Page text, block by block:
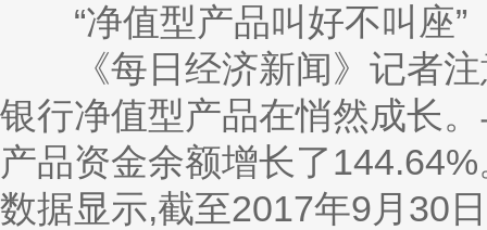
“净值型产品叫好不叫座”
《每日经济新闻》记者注
银行净值型产品在悄然成长
产品资金余额增长了
数据显示,截至2017年9月30